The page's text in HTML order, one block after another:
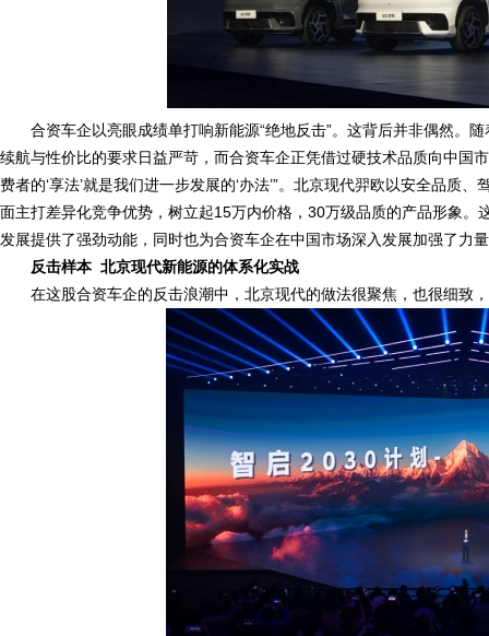
合资车企以亮眼成绩单打响新能源“绝地反击”。这背后并非偶然。
续航与性价比的要求日益严苛，而合资车企正凭借过硬技术品质向中国
费者的‘享法’就是我们进一步发展的‘办法’”。北京现代羿欧以安全品质
面主打差异化竞争优势，树立起15万内价格，30万级品质的产品形象
发展提供了强劲动能，同时也为合资车企在中国市场深入发展加强了力
反击样本 北京现代新能源的体系化实战
在这股合资车企的反击浪潮中，北京现代的做法很聚焦，也很细致